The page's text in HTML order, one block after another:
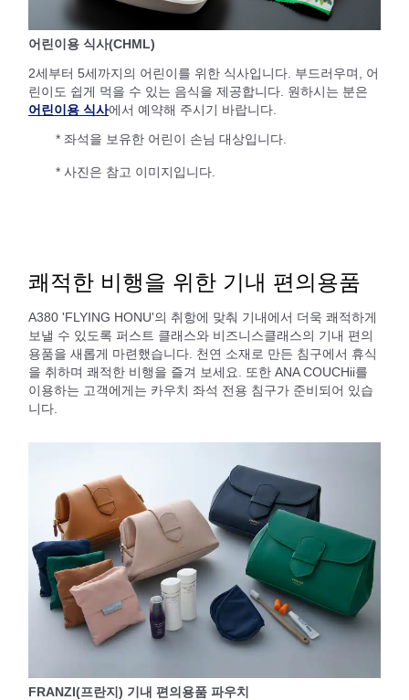
어린이용 식사(CHML)
2세부터 5세까지의 어린이를 위한 식사입니다. 부드러우며, 어
린이도 쉽게 먹을 수 있는 음식을 제공합니다. 원하시는 분은
어린이용 식사에서 예약해 주시기 바랍니다.
* 좌석을 보유한 어린이 손님 대상입니다.
* 사진은 참고 이미지입니다.
쾌적한 비행을 위한 기내 편의용품
A380 'FLYING HONU'의 취항에 맞춰 기내에서 더욱 쾌적하게
보낼 수 있도록 퍼스트 클래스와 비즈니스클래스의 기내 편의
용품을 새롭게 마련했습니다. 천연 소재로 만든 침구에서 휴식
을 취하며 쾌적한 비행을 즐겨 보세요. 또한 ANA COUCHii를
이용하는 고객에게는 카우치 좌석 전용 침구가 준비되어 있습
니다.
FRANZI(프란지) 기내 편의용품 파우치